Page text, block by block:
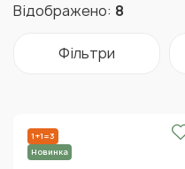
Відображено: 8
Фільтри
1+1=3
Новинка